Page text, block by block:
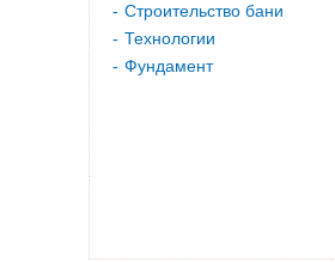
Строительство бани
Технологии
Фундамент